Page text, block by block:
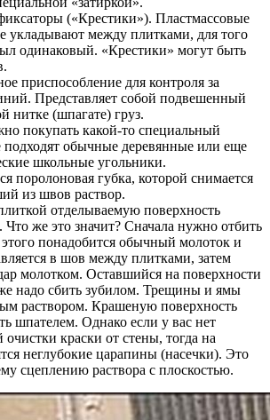
(«Крестики»). Пластмассовые
укладывают между плитками, для того
одинаковый. «Крестики» могут быть
приспособление для контроля за
Представляет собой подвешенный
нитке (шпагате) груз.
покупать какой-то специальный
подходят обычные деревянные или еще
школьные угольники.
поролоновая губка, которой снимается
из швов раствор.
отделываемую поверхность
же это значит? Сначала нужно отбить
понадобится обычный молоток и
в шов между плитками, затем
молотком. Оставшийся на поверхности
надо сбить зубилом. Трещины и ямы
раствором. Крашеную поверхность
шпателем. Однако если у вас нет
краски от стены, тогда на
неглубокие царапины (насечки). Это
сцеплению раствора с плоскостью.